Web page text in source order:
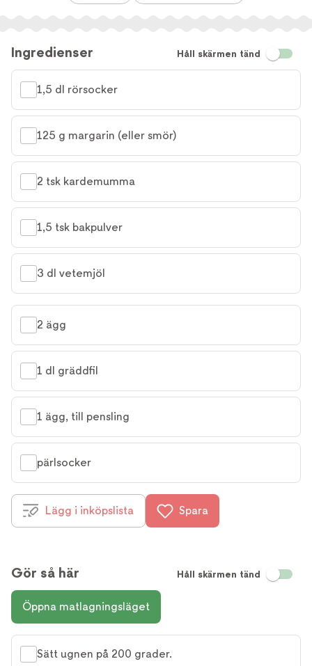
Ingredienser Håll skärmen tänd
1,5 dl rörsocker
125 g margarin (eller smör)
2 tsk kardemumma
1,5 tsk bakpulver
3 dl vetemjöl
2 ägg
1 dl gräddfil
1 ägg, till pensling
pärlsocker
Lägg i inköpslista Spara
Gör så här Håll skärmen tänd
Öppna matlagningsläget
Sätt ugnen på 200 grader.